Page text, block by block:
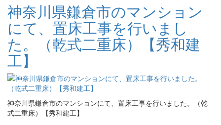
神奈川県鎌倉市のマンション
にて、置床工事を行いまし
た。（乾式二重床）【秀和建
工】
神奈川県鎌倉市のマンションにて、置床工事を行いました。（乾
式二重床）【秀和建工】